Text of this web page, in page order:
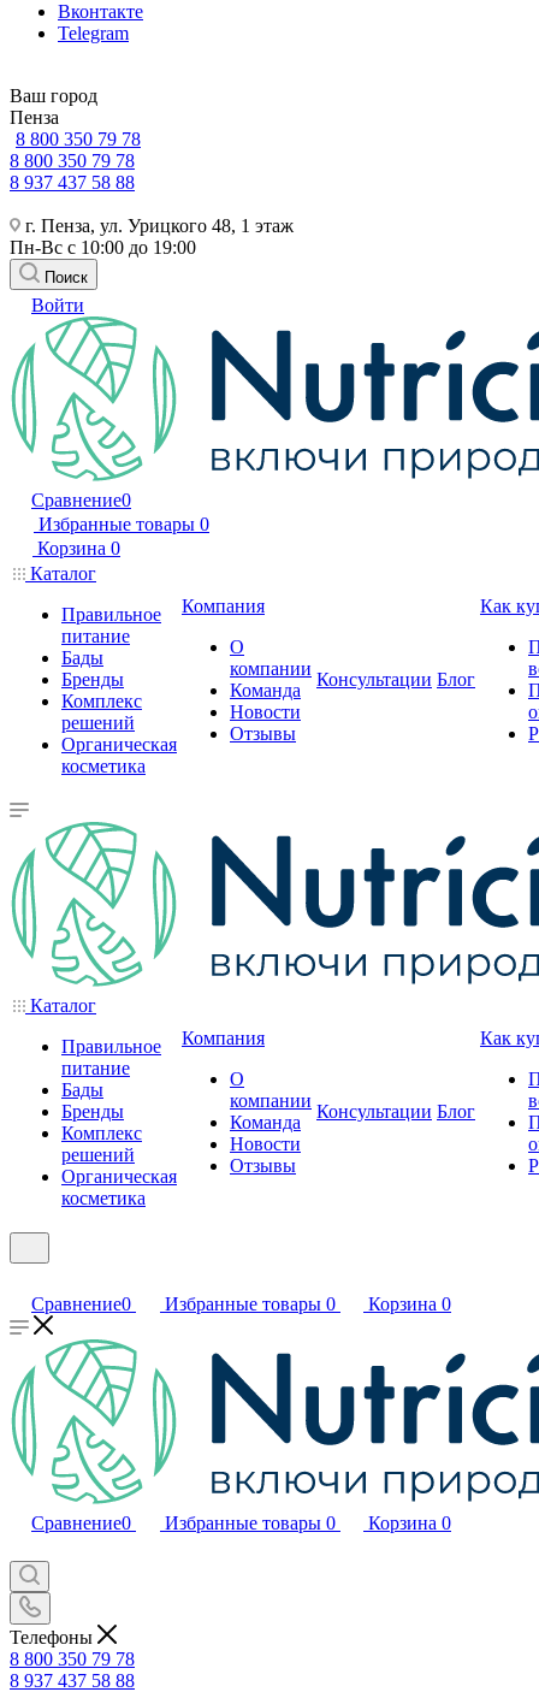
Вконтакте
Telegram
Ваш город
Пенза
8 800 350 79 78
8 800 350 79 78
8 937 437 58 88
г. Пенза, ул. Урицкого 48, 1 этаж
Пн-Вс с 10:00 до 19:00
Поиск
Войти
Сравнение0
Избранные товары 0
Корзина 0
Каталог
Правильное
питание
Бады
Бренды
Комплекс
решений
Органическая
косметика
Компания
О
компании
Команда
Новости
Отзывы
Консультации Блог
Как
Каталог
Правильное
питание
Бады
Бренды
Комплекс
решений
Органическая
косметика
Компания
О
компании
Команда
Новости
Отзывы
Консультации Блог
Как
Сравнение0 Избранные товары 0 Корзина 0
Сравнение0 Избранные товары 0 Корзина 0
Телефоны
8 800 350 79 78
8 937 437 58 88